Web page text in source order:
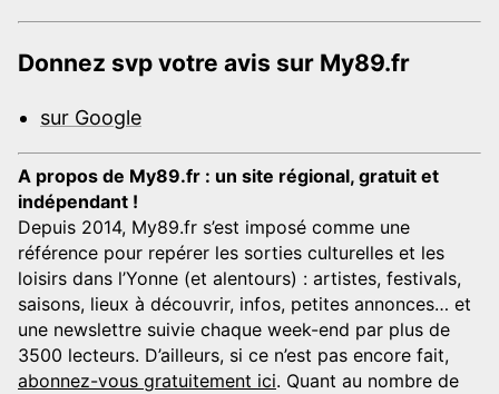
Donnez svp votre avis sur My89.fr
sur Google
A propos de My89.fr : un site régional, gratuit et
indépendant !
Depuis 2014, My89.fr s’est imposé comme une
référence pour repérer les sorties culturelles et les
loisirs dans l’Yonne (et alentours) : artistes, festivals,
saisons, lieux à découvrir, infos, petites annonces… et
une newslettre suivie chaque week-end par plus de
3500 lecteurs. D’ailleurs, si ce n’est pas encore fait,
abonnez-vous gratuitement ici. Quant au nombre de